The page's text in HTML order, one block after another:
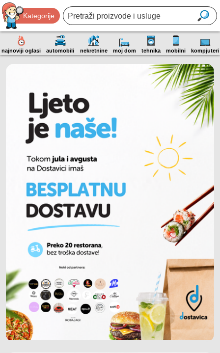
Kategorije
najnoviji oglasi automobili nekretnine moj dom tehnika mobilni kompjuteri